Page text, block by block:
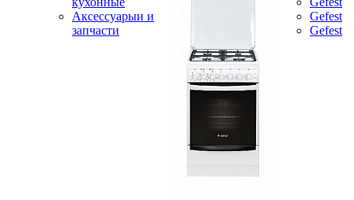
Аксессуарыи и
запчасти
Gefest
Gefest